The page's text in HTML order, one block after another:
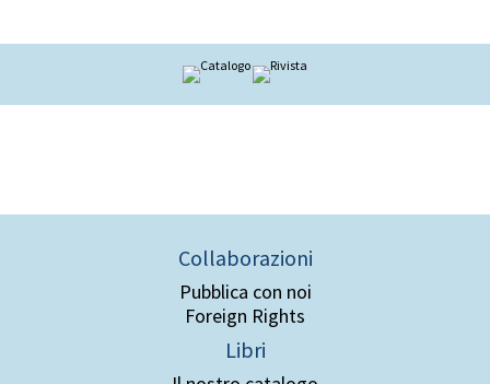
Collaborazioni
Pubblica con noi
Foreign Rights
Libri